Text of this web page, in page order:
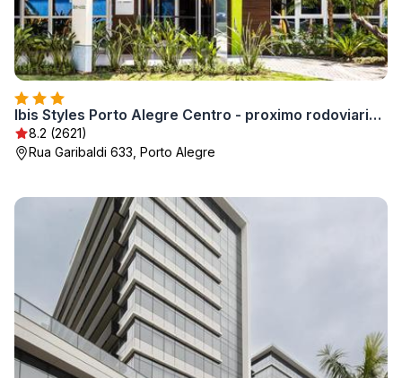
Ibis Styles Porto Alegre Centro - proximo rodoviaria, Araujo Vianna e hospitais
8.2 (2621)
Rua Garibaldi 633, Porto Alegre